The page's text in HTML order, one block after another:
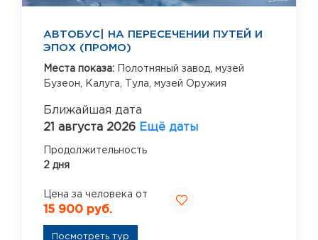
АВТОБУС| НА ПЕРЕСЕЧЕНИИ ПУТЕЙ И
ЭПОХ (ПРОМО)
Места показа: Полотняный завод, музей
Бузеон,
Калуга, Тула, музей Оружия
Ближайшая дата
21 августа 2026 Ещё даты
Продолжительность
2 дня
Цена за человека от
15 900 руб.
Посмотреть тур